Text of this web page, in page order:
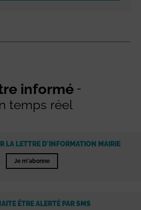
informé
temps réel
LA LETTRE D'INFORMATION MAIRIE
Je m'abonne
ÊTRE ALERTÉ PAR SMS